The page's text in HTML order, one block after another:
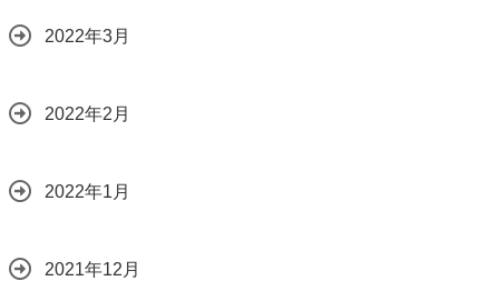
2022年3月
2022年2月
2022年1月
2021年12月